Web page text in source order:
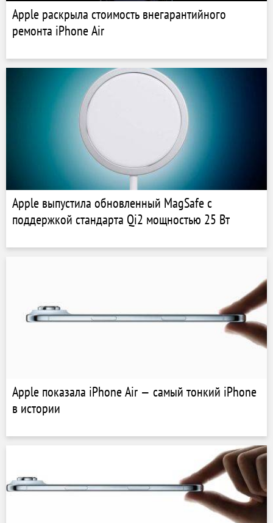
Apple раскрыла стоимость внегарантийного
ремонта iPhone Air
Apple выпустила обновленный MagSafe с
поддержкой стандарта Qi2 мощностью 25 Вт
Apple показала iPhone Air — самый тонкий iPhone
в истории